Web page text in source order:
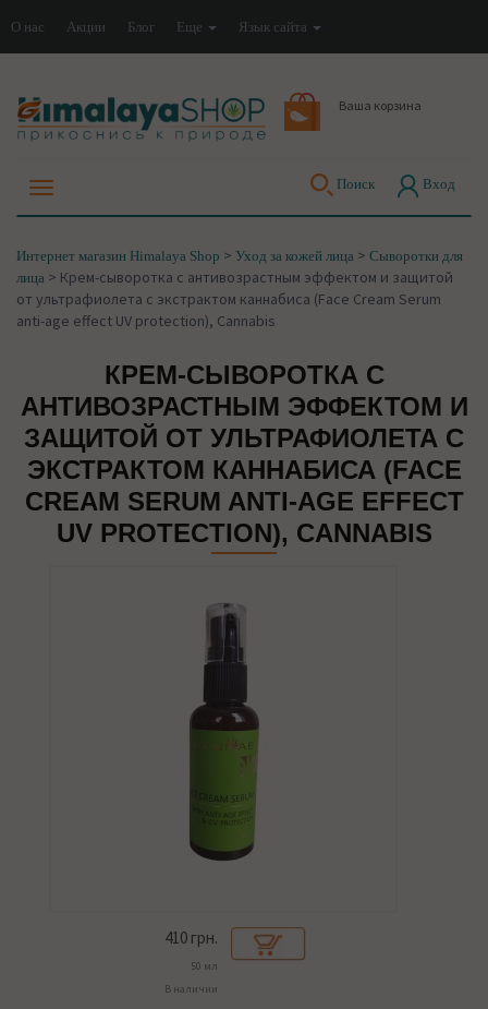
О нас Акции Блог Еще Язык сайта
Ваша корзина
Поиск Вход
Интернет магазин Himalaya Shop > Уход за кожей лица > Сыворотки для
лица > Крем-сыворотка с антивозрастным эффектом и защитой
от ультрафиолета с экстрактом каннабиса (Face Cream Serum
anti-age effect UV protection), Cannabis
КРЕМ-СЫВОРОТКА С
АНТИВОЗРАСТНЫМ ЭФФЕКТОМ И
ЗАЩИТОЙ ОТ УЛЬТРАФИОЛЕТА С
ЭКСТРАКТОМ КАННАБИСА (FACE
CREAM SERUM ANTI-AGE EFFECT
UV PROTECTION), CANNABIS
410 грн.
50 мл
В наличии